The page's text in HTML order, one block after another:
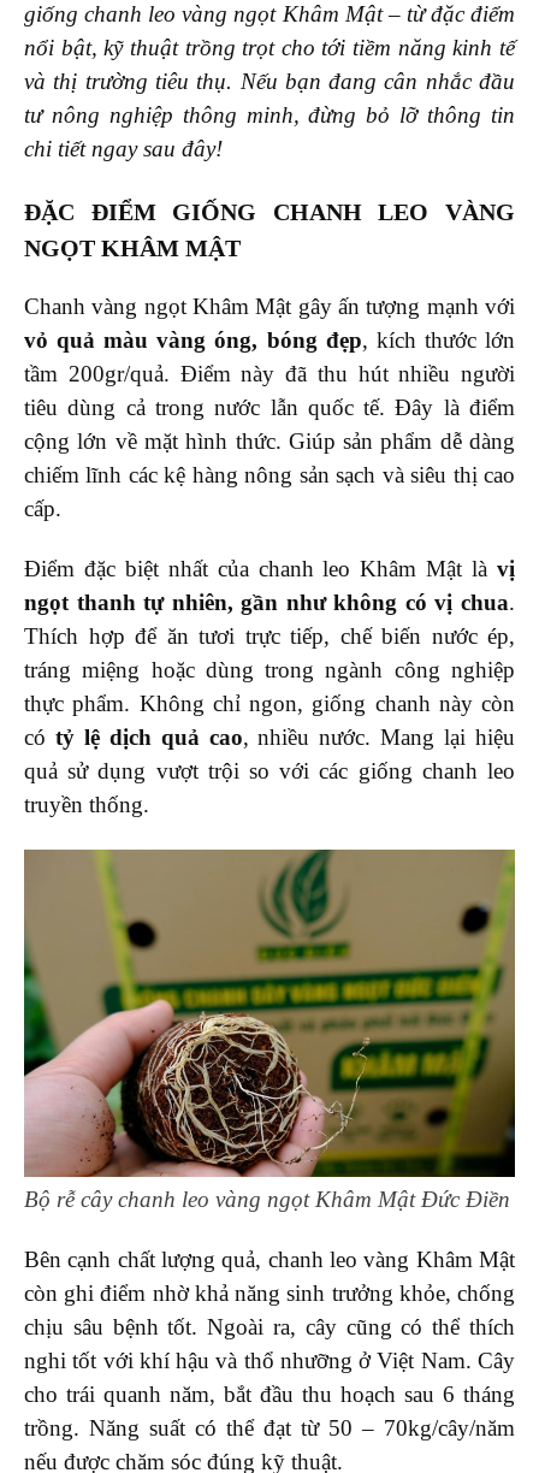
giống chanh leo vàng ngọt Khâm Mật – từ đặc điểm
nổi bật, kỹ thuật trồng trọt cho tới tiềm năng kinh tế
và thị trường tiêu thụ. Nếu bạn đang cân nhắc đầu
tư nông nghiệp thông minh, đừng bỏ lỡ thông tin
chi tiết ngay sau đây!
ĐẶC ĐIỂM GIỐNG CHANH LEO VÀNG
NGỌT KHÂM MẬT
Chanh vàng ngọt Khâm Mật gây ấn tượng mạnh với
vỏ quả màu vàng óng, bóng đẹp, kích thước lớn
tầm 200gr/quả. Điểm này đã thu hút nhiều người
tiêu dùng cả trong nước lẫn quốc tế. Đây là điểm
cộng lớn về mặt hình thức. Giúp sản phẩm dễ dàng
chiếm lĩnh các kệ hàng nông sản sạch và siêu thị cao
cấp.
Điểm đặc biệt nhất của chanh leo Khâm Mật là vị
ngọt thanh tự nhiên, gần như không có vị chua.
Thích hợp để ăn tươi trực tiếp, chế biến nước ép,
tráng miệng hoặc dùng trong ngành công nghiệp
thực phẩm. Không chỉ ngon, giống chanh này còn
có tỷ lệ dịch quả cao, nhiều nước. Mang lại hiệu
quả sử dụng vượt trội so với các giống chanh leo
truyền thống.
Bộ rễ cây chanh leo vàng ngọt Khâm Mật Đức Điền
Bên cạnh chất lượng quả, chanh leo vàng Khâm Mật
còn ghi điểm nhờ khả năng sinh trưởng khỏe, chống
chịu sâu bệnh tốt. Ngoài ra, cây cũng có thể thích
nghi tốt với khí hậu và thổ nhưỡng ở Việt Nam. Cây
cho trái quanh năm, bắt đầu thu hoạch sau 6 tháng
trồng. Năng suất có thể đạt từ 50 – 70kg/cây/năm
nếu được chăm sóc đúng kỹ thuật.